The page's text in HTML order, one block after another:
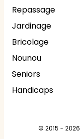
Repassage
Jardinage
Bricolage
Nounou
Seniors
Handicaps
© 2015 - 2026